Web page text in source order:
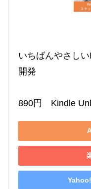
いちばんやさし
開発
890円　Kindle